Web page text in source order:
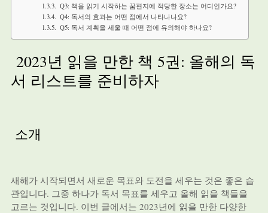
Q3: 책을 읽기 시작하는 꿈편지에 적당한 장소는 어디인가요?
Q4: 독서의 효과는 어떤 점에서 나타나나요?
Q5: 독서 계획을 세울 때 어떤 점에 유의해야 하나요?
2023년 읽을 만한 책 5권: 올해의 독
서 리스트를 준비하자
소개
새해가 시작되면서 새로운 목표와 도전을 세우는 것은 좋은 습
관입니다. 그중 하나가 독서 목표를 세우고 올해 읽을 책들을
고르는 것입니다. 이번 글에서는 2023년에 읽을 만한 다양한